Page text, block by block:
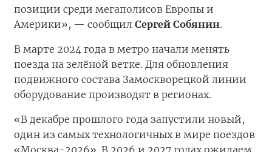
позиции среди мегаполисов Европы и
Америки», — сообщил Сергей Собянин.
В марте 2024 года в метро начали менять
поезда на зелёной ветке. Для обновления
подвижного состава Замоскворецкой линии
оборудование производят в регионах.
«В декабре прошлого года запустили новый,
один из самых технологичных в мире поездов